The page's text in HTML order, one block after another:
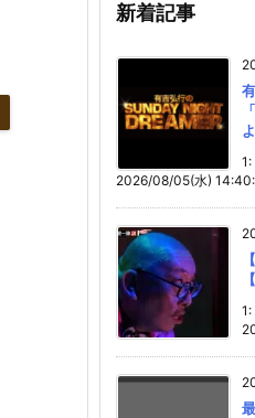
新着記事
2026/08/05(水)